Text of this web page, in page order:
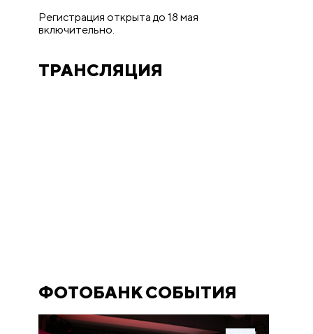
Регистрация открыта до 18 мая
включительно.
ТРАНСЛЯЦИЯ
ФОТОБАНК СОБЫТИЯ